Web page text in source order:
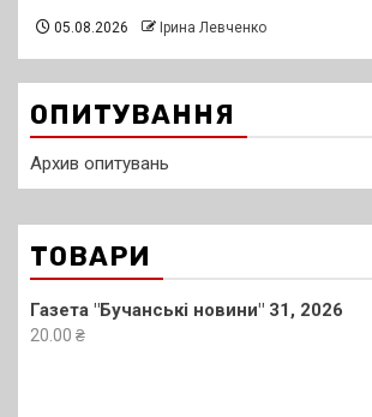
05.08.2026 Ірина Левченко
ОПИТУВАННЯ
Архив опитувань
ТОВАРИ
Газета "Бучанські новини" 31, 2026
20.00 ₴